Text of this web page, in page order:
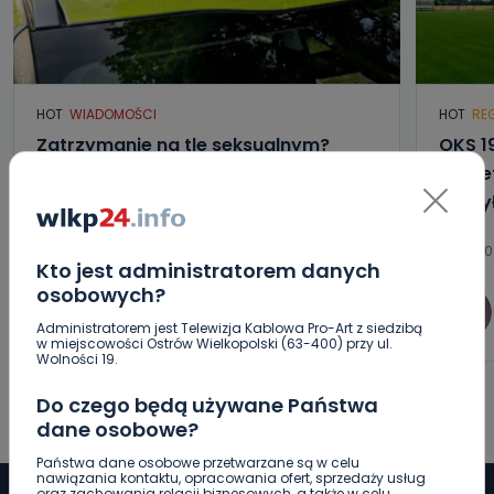
Kto jest administratorem danych
osobowych?
Administratorem jest Telewizja Kablowa Pro-Art z siedzibą
w miejscowości Ostrów Wielkopolski (63-400) przy ul.
Wolności 19.
Do czego będą używane Państwa
dane osobowe?
Państwa dane osobowe przetwarzane są w celu
nawiązania kontaktu, opracowania ofert, sprzedaży usług
HOT WIADOMOŚCI
Zatrzymanie na tle seksualnym?
Sebastian Matyszczak
HOT
OKS